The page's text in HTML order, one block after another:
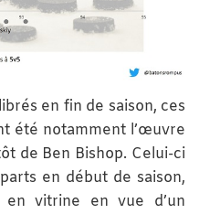
en fin de saison, ces
été notamment l’œuvre
de Ben Bishop. Celui-ci
en début de saison,
vitrine en vue d’un